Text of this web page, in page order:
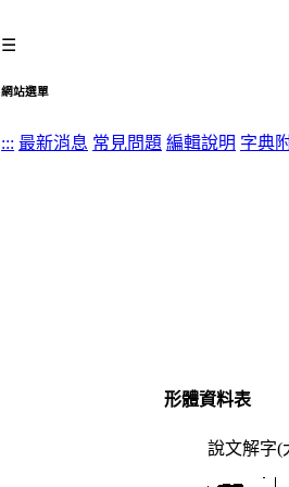
☰
網站選單
::: 最新消息 常見問題 編輯說明 字典
形體資料表
說文解字(